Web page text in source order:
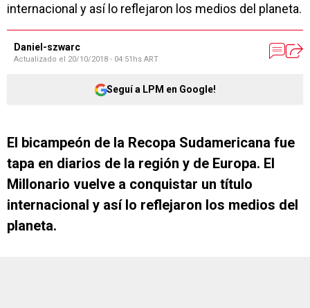
internacional y así lo reflejaron los medios del planeta.
Daniel-szwarc
Actualizado el 20/10/2018 - 04:51hs ART
Seguí a LPM en Google!
El bicampeón de la Recopa Sudamericana fue
tapa en diarios de la región y de Europa. El
Millonario vuelve a conquistar un título
internacional y así lo reflejaron los medios del
planeta.